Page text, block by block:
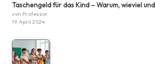
Taschengeld für das Kind – Warum, wieviel
von Professor
19. April 2024